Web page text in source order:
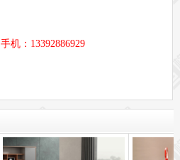
手机：13392886929